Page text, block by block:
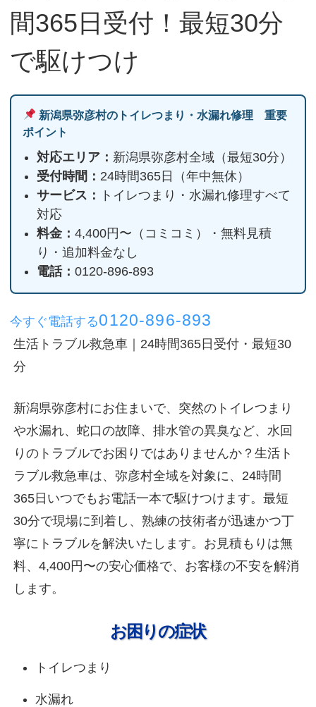
間365日受付！最短30分
で駆けつけ
新潟県弥彦村のトイレつまり・水漏れ修理 重要
ポイント
対応エリア： 新潟県弥彦村全域（最短30分）
受付時間： 24時間365日（年中無休）
サービス：
トイレつまり・水漏れ修理すべて
対応
料金：4,400円〜（コミコミ）・無料見積
り・追加料金なし
電話：0120-896-893
今すぐ電話する0120-896-893
生活トラブル救急車｜24時間365日受付・最短30
分
新潟県弥彦村にお住まいで、突然のトイレつまり
や水漏れ、蛇口の故障、排水管の異臭など、水回
りのトラブルでお困りではありませんか？生活ト
ラブル救急車は、弥彦村全域を対象に、24時間
365日いつでもお電話一本で駆けつけます。最短
30分で現場に到着し、熟練の技術者が迅速かつ丁
寧にトラブルを解決いたします。お見積もりは無
料、4,400円〜の安心価格で、お客様の不安を解消
します。
お困りの症状
トイレつまり
水漏れ